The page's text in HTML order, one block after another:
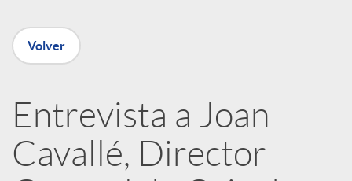
P
u
b
l
Volver
Entrevista a Joan
Cavallé, Director